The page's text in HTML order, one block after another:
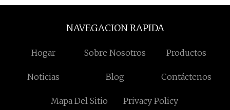
NAVEGACION RAPIDA
Hogar Sobre Nosotros Productos
Noticias Blog Contáctenos
Mapa Del Sitio Privacy Policy